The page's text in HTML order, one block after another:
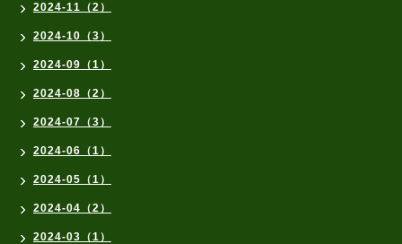
2024-11（2）
2024-10（3）
2024-09（1）
2024-08（2）
2024-07（3）
2024-06（1）
2024-05（1）
2024-04（2）
2024-03（1）